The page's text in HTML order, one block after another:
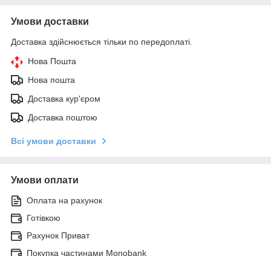
Умови доставки
Доставка здійснюється тільки по передоплаті.
Нова Пошта
Нова пошта
Доставка кур'єром
Доставка поштою
Всі умови доставки
Умови оплати
Оплата на рахунок
Готівкою
Рахунок Приват
Покупка частинами Monobank